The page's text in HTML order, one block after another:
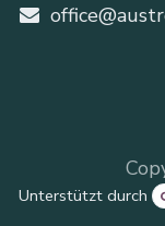
Unterstützt durch